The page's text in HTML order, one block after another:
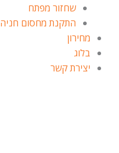
שחזור מפתח
התקנת מחסום חניה
מחירון
בלוג
יצירת קשר